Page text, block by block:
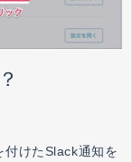
付けたSlack通知を